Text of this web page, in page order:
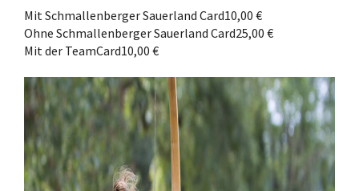
Mit Schmallenberger Sauerland Card10,00 €
Ohne Schmallenberger Sauerland Card25,00 €
Mit der TeamCard10,00 €